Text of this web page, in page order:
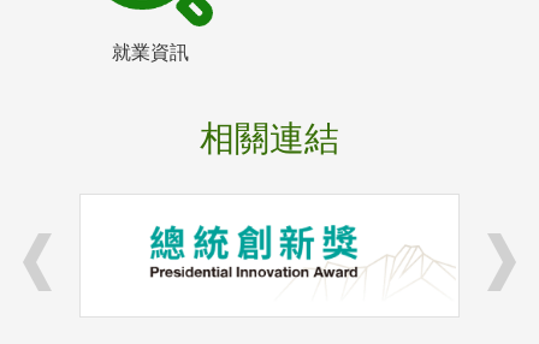
就業資訊
相關連結